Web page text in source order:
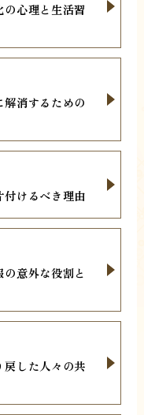
心理と生活習
消するための
付けるべき理由
意外な役割と
戻した人々の共